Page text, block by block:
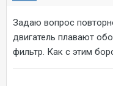
Задаю вопрос
двигатель плавают
фильтр. Как с этим